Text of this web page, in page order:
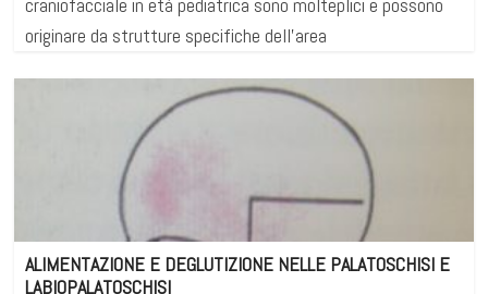
originare da strutture specifiche dell’area
ALIMENTAZIONE E DEGLUTIZIONE NELLE PALATOSCHISI E
LABIOPALATOSCHISI